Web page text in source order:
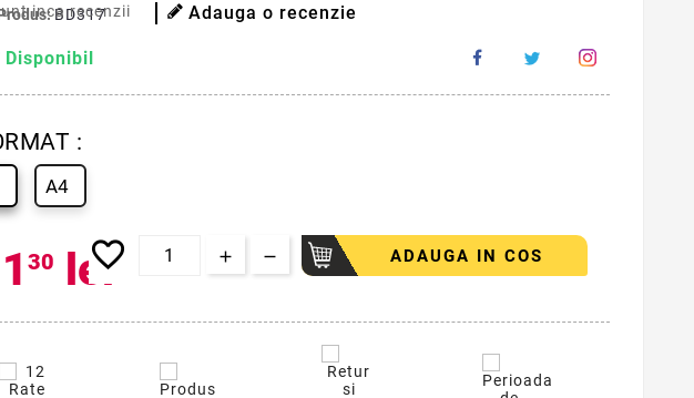
BD317
inca recenzii Adauga o recenzie
Disponibil
:
A4
30 lei
favorite_border ADAUGA IN COS